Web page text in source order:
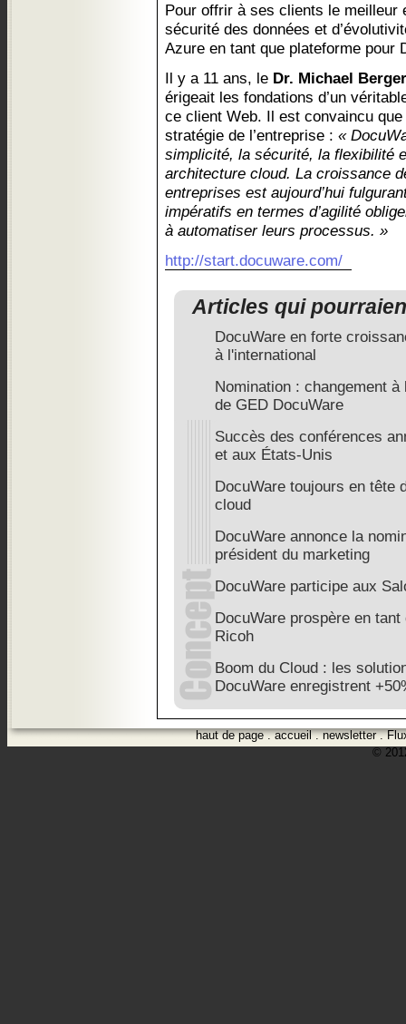
Pour offrir à ses clients le meilleur
sécurité des données et
Azure en tant que plateforme pour
Il y a 11 ans, le Dr. Michael Berger
érigeait les fondations d’un
ce client Web. Il est convaincu
stratégie de l’entreprise : «
simplicité, la sécurité, la flexibilité
architecture cloud. La croissance
entreprises est aujourd’hui
impératifs en termes d’agilité
à automatiser leurs processus. »
http://start.docuware.com/
Articles qui
DocuWare en forte
à l'international
Nomination : changement
de GED DocuWare
Succès des conférences
et aux États-Unis
DocuWare toujours en tête
cloud
DocuWare annonce la
président du marketing
DocuWare participe aux
DocuWare prospère en
Ricoh
Boom du Cloud : les
DocuWare enregistrent
haut de page.accueil.newsletter.
©